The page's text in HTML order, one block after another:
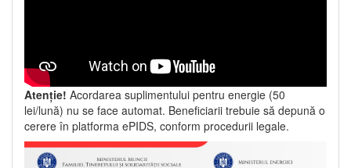
Atenție! Acordarea suplimentului pentru energie (50
lei/lună) nu se face automat. Beneficiarii trebuie să depună o
cerere în platforma ePIDS, conform procedurii legale.